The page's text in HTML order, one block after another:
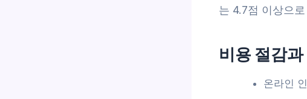
는 4.7점 이상으
비용 절감
온라인